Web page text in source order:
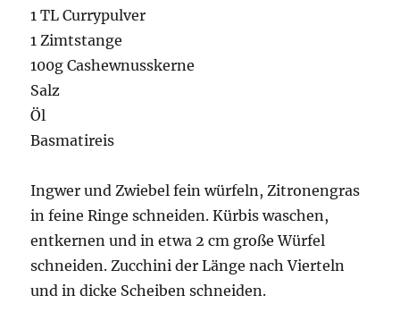
1 TL Currypulver
1 Zimtstange
100g Cashewnusskerne
Salz
Öl
Basmatireis
Ingwer und Zwiebel fein würfeln, Zitronengras
in feine Ringe schneiden. Kürbis waschen,
entkernen und in etwa 2 cm große Würfel
schneiden. Zucchini der Länge nach Vierteln
und in dicke Scheiben schneiden.